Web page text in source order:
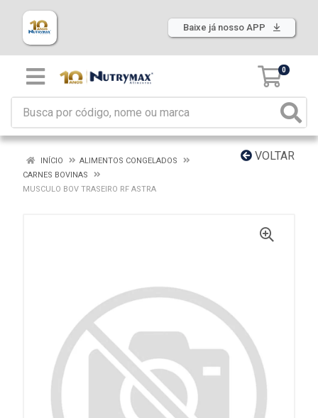
Baixe já nosso APP
0
VOLTAR
INÍCIO
ALIMENTOS CONGELADOS
CARNES BOVINAS
MUSCULO BOV TRASEIRO RF ASTRA